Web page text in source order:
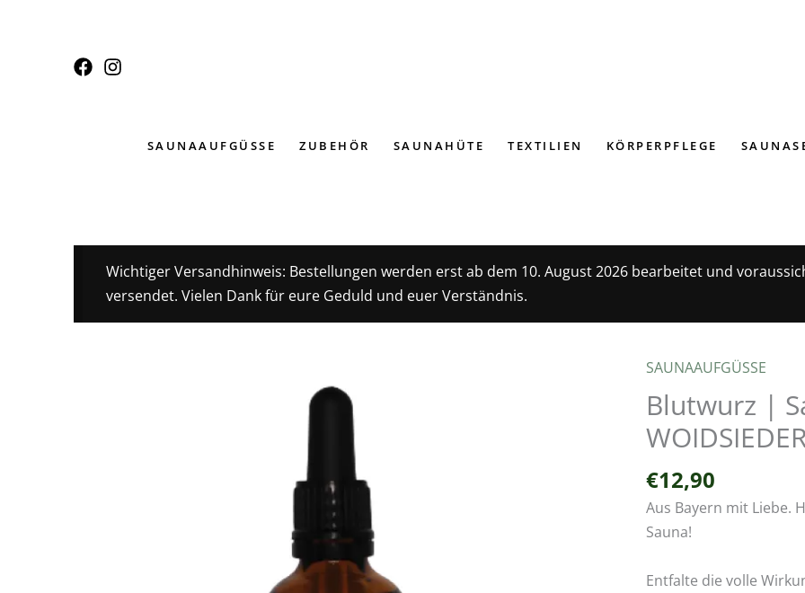
SAUNAAUFGÜSSE ZUBEHÖR SAUNAHÜTE TEXTILIEN KÖRPERPFLEGE
Wichtiger Versandhinweis: Bestellungen werden erst ab dem 10. August 2026 bearbeitet und
versendet. Vielen Dank für eure Geduld und euer Verständnis.
SAUNAAUFGÜSSE
Blutwurz |
€12,90
Aus Bayern mit Liebe.
Sauna!
Entfalte die volle
Blutwurz
|
Saunaaufguss
|
50ml
|
WOIDSIEDEREI
Menge